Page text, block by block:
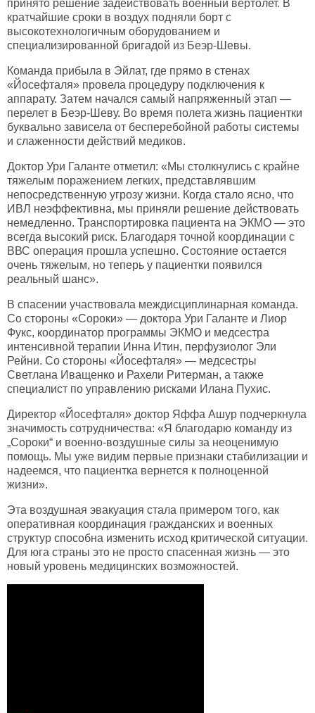
принято решение задействовать военный вертолет. В
кратчайшие сроки в воздух подняли борт с
высокотехнологичным оборудованием и
специализированной бригадой из Беэр-Шевы.
Команда прибыла в Эйлат, где прямо в стенах
«Йосефталя» провела процедуру подключения к
аппарату. Затем начался самый напряженный этап —
перелет в Беэр-Шеву. Во время полета жизнь пациентки
буквально зависела от бесперебойной работы системы
и слаженности действий медиков.
Доктор Ури Галанте отметил: «Мы столкнулись с крайне
тяжелым поражением легких, представлявшим
непосредственную угрозу жизни. Когда стало ясно, что
ИВЛ неэффективна, мы приняли решение действовать
немедленно. Транспортировка пациента на ЭКМО — это
всегда высокий риск. Благодаря точной координации с
ВВС операция прошла успешно. Состояние остается
очень тяжелым, но теперь у пациентки появился
реальный шанс».
В спасении участвовала междисциплинарная команда.
Со стороны «Сороки» — доктора Ури Галанте и Лиор
Фукс, координатор программы ЭКМО и медсестра
интенсивной терапии Инна Итин, перфузиолог Эли
Рейни. Со стороны «Йосефталя» — медсестры
Светлана Иващенко и Рахели Ритерман, а также
специалист по управлению рисками Илана Пухис.
Директор «Йосефталя» доктор Яффа Ашур подчеркнула
значимость сотрудничества: «Я благодарю команду из
„Сороки“ и военно-воздушные силы за неоценимую
помощь. Мы уже видим первые признаки стабилизации и
надеемся, что пациентка вернется к полноценной
жизни».
Эта воздушная эвакуация стала примером того, как
оперативная координация гражданских и военных
структур способна изменить исход критической ситуации.
Для юга страны это не просто спасенная жизнь — это
новый уровень медицинских возможностей.